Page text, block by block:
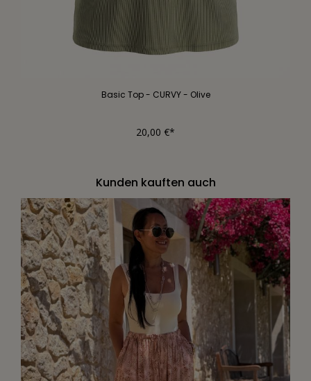
Basic Top - CURVY - Olive
20,00 €*
Kunden kauften auch